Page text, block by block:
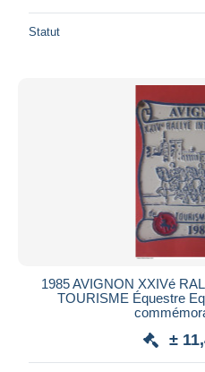
Statut
1985 AVIGNON XXIVé
TOURISME Équestre
±